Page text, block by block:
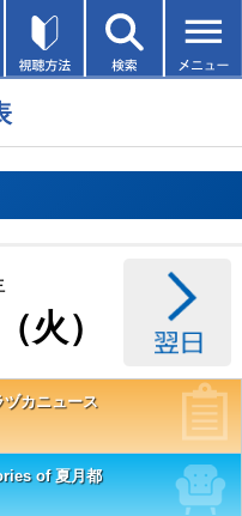
火）
ヅカニュース
of 夏月都